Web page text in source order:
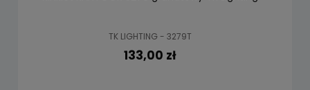
TK LIGHTING - 3279T
133,00 zł